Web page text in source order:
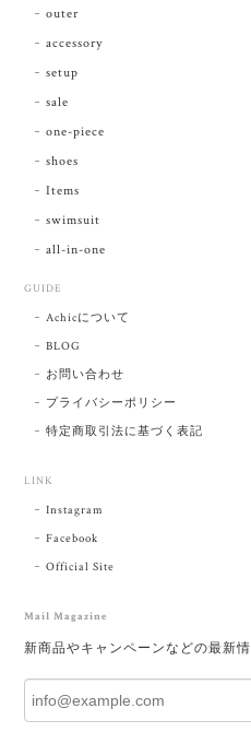
outer
accessory
setup
sale
one-piece
shoes
Items
swimsuit
all-in-one
GUIDE
Achicについて
BLOG
お問い合わせ
プライバシーポリシー
特定商取引法に基づく表記
LINK
Instagram
Facebook
Official Site
Mail Magazine
新商品やキャンペーンなどの最新